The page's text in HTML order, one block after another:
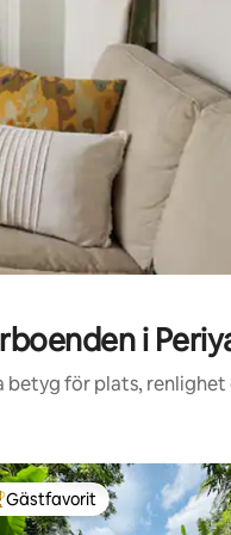
i
betyg för plats, renlighet
gästfavorit
Gästfavorit